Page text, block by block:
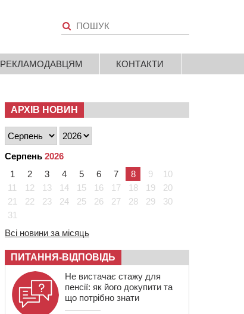
РЕКЛАМОДАВЦЯМ КОНТАКТИ
АРХІВ НОВИН
Серпень 2026
1
2 3 4 5 6 7 8 9
10
11
12 13 14 15 16 17 18 19
20
21
22 23 24 25 26 27 28 29
30
31
Всі новини за місяць
ПИТАННЯ-ВІДПОВІДЬ
Не вистачає стажу для
пенсії: як його докупити та
що потрібно знати